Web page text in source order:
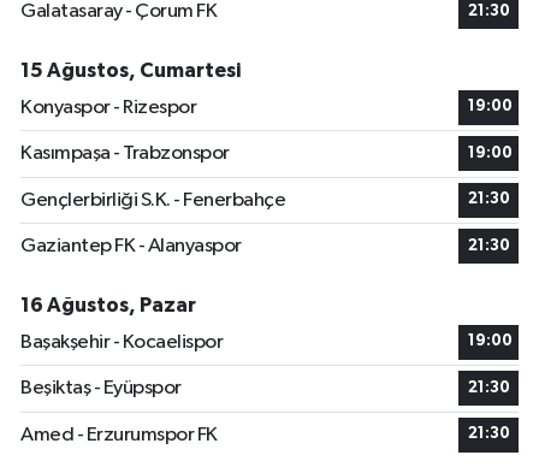
Galatasaray - Çorum FK
21:30
15 Ağustos, Cumartesi
Konyaspor - Rizespor
19:00
Kasımpaşa - Trabzonspor 19:00
Gençlerbirliği S.K. - Fenerbahçe 21:30
Gaziantep FK - Alanyaspor 21:30
16 Ağustos, Pazar
Başakşehir - Kocaelispor
19:00
Beşiktaş - Eyüpspor 21:30
Amed - Erzurumspor FK 21:30